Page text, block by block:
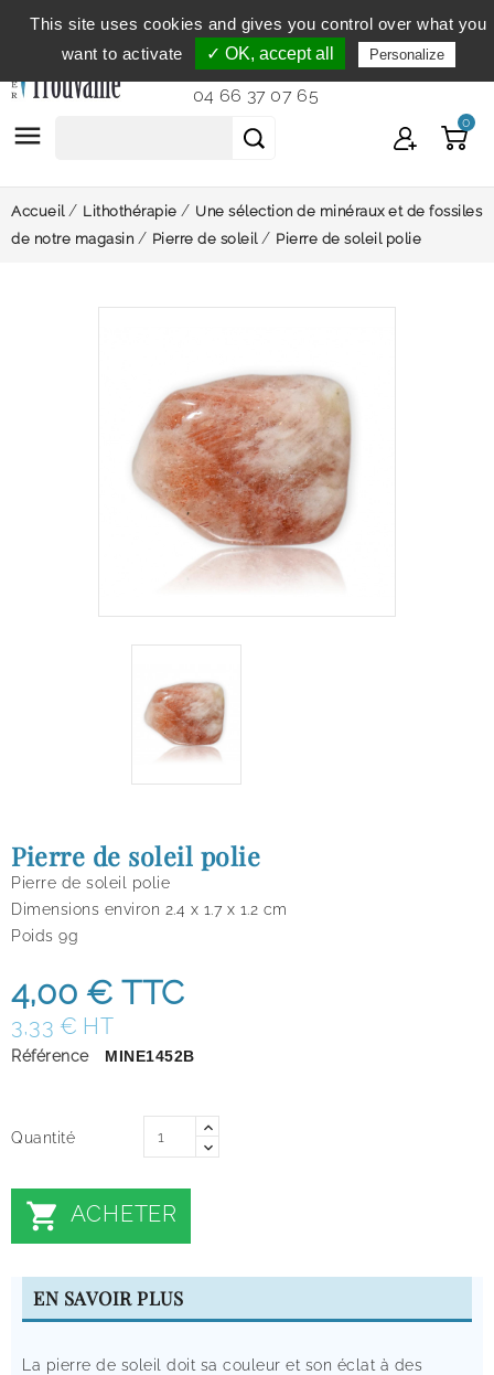
Service clientèle
du lundi au vendredi de 9h à 12h et
de 14h à 18h...
04 66 37 07 65
 0
Accueil Lithothérapie
Une sélection de minéraux et de fossiles
de notre magasin
Pierre de soleil Pierre de soleil polie
Pierre de soleil polie
Pierre de soleil polie
Dimensions environ 2.4 x 1.7 x 1.2 cm
Poids 9g
4,00 € TTC
3,33 € HT
Référence MINE1452B
Quantité
 ACHETER
EN SAVOIR PLUS
La pierre de soleil doit sa couleur et son éclat à des
This site uses cookies and gives you control over what you
want to activate
✓ OK, accept all Personalize